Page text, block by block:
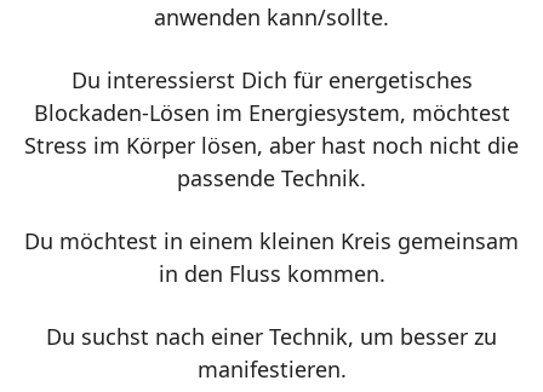
anwenden kann/sollte.
Du interessierst Dich für energetisches
Blockaden-Lösen im Energiesystem, möchtest
Stress im Körper lösen, aber hast noch nicht die
passende Technik.
Du möchtest in einem kleinen Kreis gemeinsam
in den Fluss kommen.
Du suchst nach einer Technik, um besser zu
manifestieren.